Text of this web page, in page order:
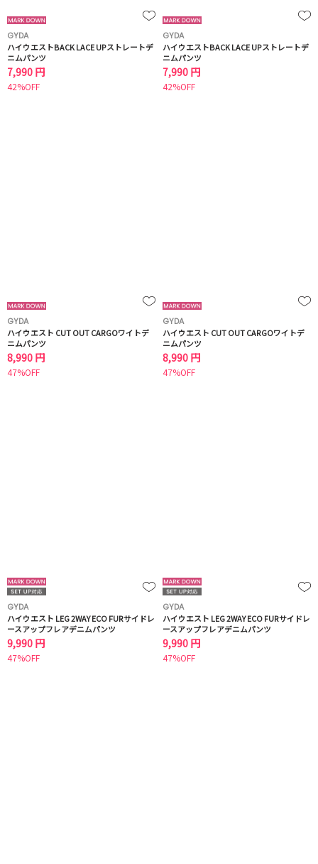
GYDA
ハイウエストBACK LACE UPストレートデ
ニムパンツ
7,990 円
42%OFF
GYDA
ハイウエストBACK LACE UPストレートデ
ニムパンツ
7,990 円
42%OFF
GYDA
ハイウエスト CUT OUT CARGOワイトデ
ニムパンツ
8,990 円
47%OFF
GYDA
ハイウエスト CUT OUT CARGOワイトデ
ニムパンツ
8,990 円
47%OFF
GYDA
ハイウエスト LEG 2WAY ECO FURサイドレ
ースアップフレアデニムパンツ
9,990 円
47%OFF
GYDA
ハイウエスト LEG 2WAY ECO FURサイドレ
ースアップフレアデニムパンツ
9,990 円
47%OFF